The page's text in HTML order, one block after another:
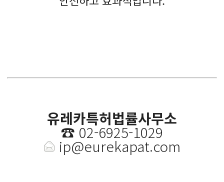
유레카특허법률사무소
☎️ 02-6925-1029
ip@eurekapat.com